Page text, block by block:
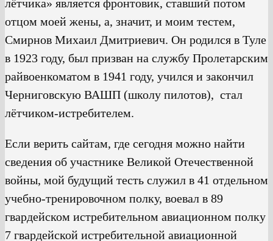
лётчика» является фронтовик, ставший потом
отцом моей жены, а, значит, и моим тестем,
Смирнов Михаил Дмитриевич. Он родился в Туле
в 1923 году, был призван на службу Пролетарским
райвоенкоматом в 1941 году, учился и закончил
Черниговскую ВАШП (школу пилотов), стал
лётчиком-истребителем.
Если верить сайтам, где сегодня можно найти
сведения об участнике Великой Отечественной
войны, мой будущий тесть служил в 41 отдельном
учебно-тренировочном полку, воевал в 89
гвардейском истребительном авиационном полку
7 гвардейской истребительной авиационной